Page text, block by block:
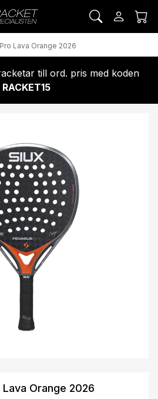
Lava Orange 2026
till ord. pris med koden
RACKET15
Orange 2026